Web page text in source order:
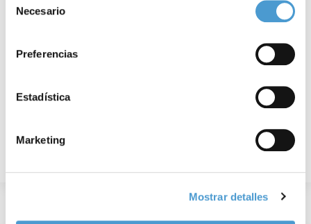
de cookies
Necesario
Preferencias
Estadística
Marketing
Mostrar detalles
DE INTERÉS